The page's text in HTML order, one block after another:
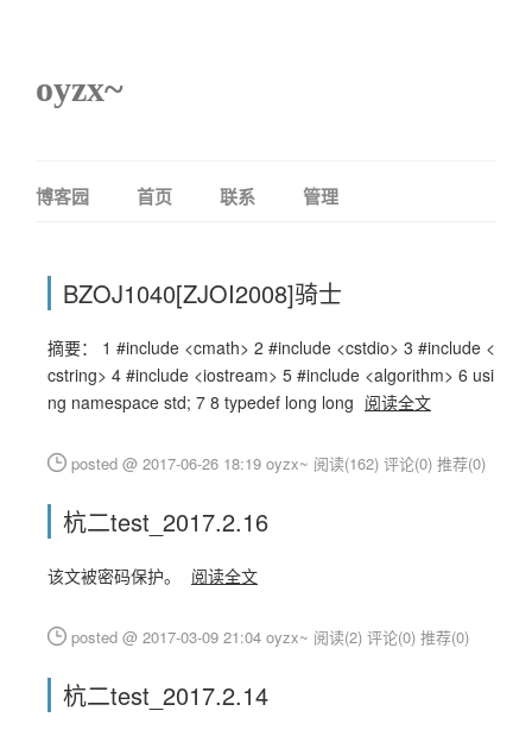
oyzx~
博客园 首页 联系 管理
BZOJ1040[ZJOI2008]骑士
摘要： 1 #include <cmath> 2 #include <cstdio> 3 #include <
cstring> 4 #include <iostream> 5 #include <algorithm> 6 usi
ng namespace std; 7 8 typedef long long 阅读全文
posted @ 2017-06-26 18:19 oyzx~ 阅读(162) 评论(0) 推荐(0)
杭二test_2017.2.16
该文被密码保护。 阅读全文
posted @ 2017-03-09 21:04 oyzx~ 阅读(2) 评论(0) 推荐(0)
杭二test_2017.2.14